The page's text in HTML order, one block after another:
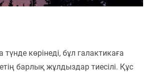
көрінеді, бұл галактикаға
барлық жұлдыздар тиесілі. Құс